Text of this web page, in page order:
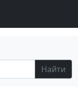
Найти